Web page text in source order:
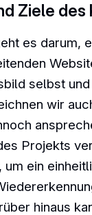
Ziele des
es darum,
selbst
wir
Projekts
um ein
hinaus